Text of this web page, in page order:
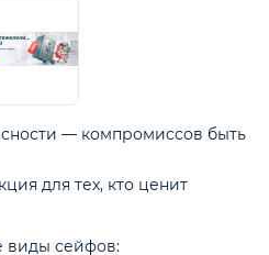
— компромиссов быть
для тех, кто ценит
виды сейфов: